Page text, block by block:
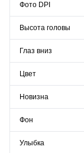
Фото DPI
Высота головы
Глаз вниз
Цвет
Новизна
Фон
Улыбка